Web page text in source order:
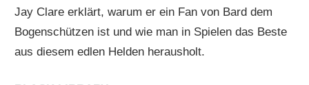
Jay Clare erklärt, warum er ein Fan von Bard dem
Bogenschützen ist und wie man in Spielen das Beste
aus diesem edlen Helden herausholt.